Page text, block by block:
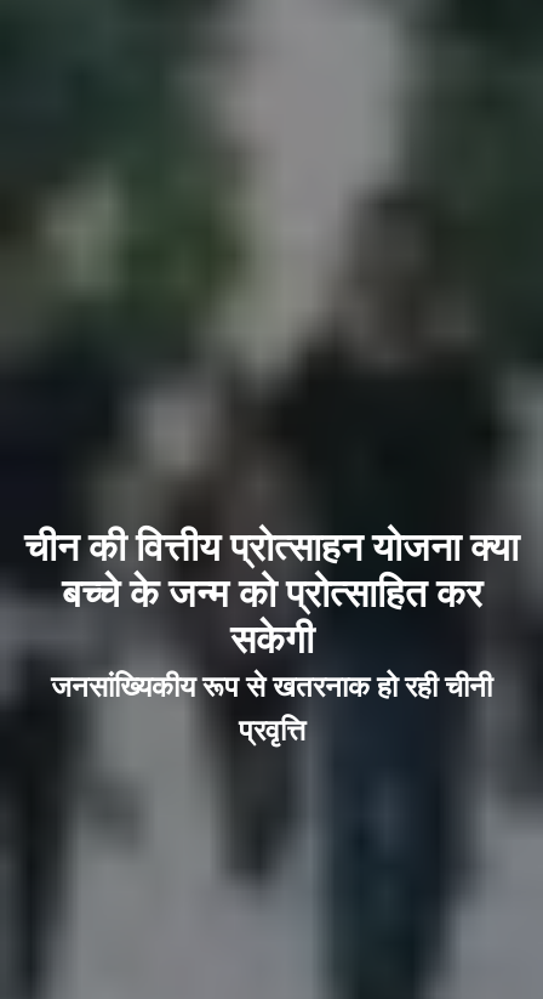
चीन की वित्तीय प्रोत्साहन योजना क्या
बच्चे के जन्म को प्रोत्साहित कर
सकेगी
जनसांख्यिकीय रूप से खतरनाक हो रही चीनी
प्रवृत्ति